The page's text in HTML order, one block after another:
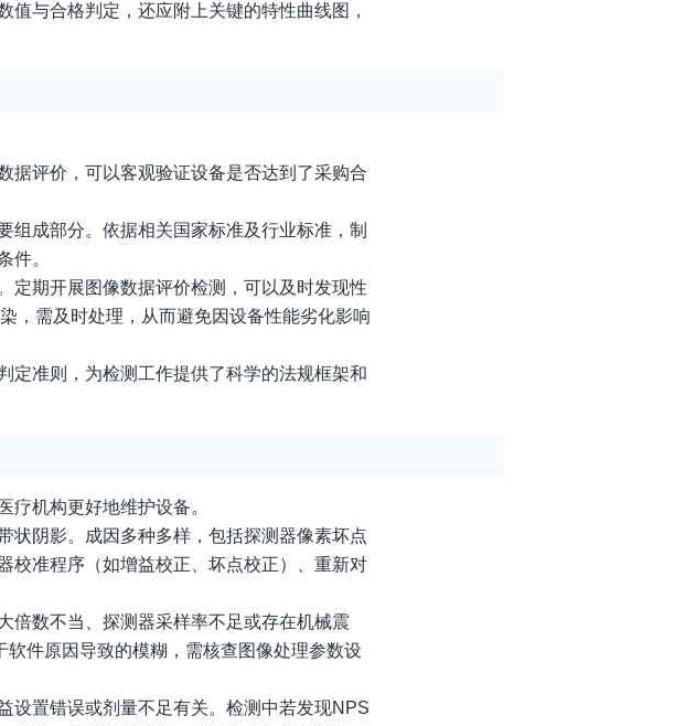
与合格判定，还应附上关键的特性曲线图，
据评价，可以客观验证设备是否达到了采购合
成部分。依据相关国家标准及行业标准，制
件。
定期开展图像数据评价检测，可以及时发现性
，需及时处理，从而避免因设备性能劣化影响
定准则，为检测工作提供了科学的法规框架和
机构更好地维护设备。
状阴影。成因多种多样，包括探测器像素坏点
校准程序（如增益校正、坏点校正）、重新对
倍数不当、探测器采样率不足或存在机械震
件原因导致的模糊，需核查图像处理参数设
设置错误或剂量不足有关。检测中若发现NPS